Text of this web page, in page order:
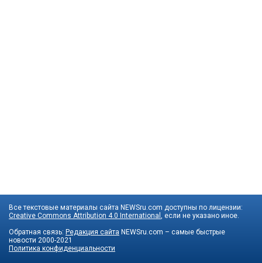
Все текстовые материалы сайта NEWSru.com доступны по лицензии:
Creative Commons Attribution 4.0 International , если не указано иное.
Обратная связь: Редакция сайта NEWSru.com – самые быстрые
новости 2000-2021
Политика конфиденциальности